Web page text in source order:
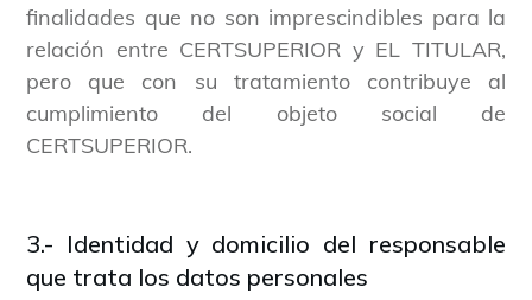
finalidades que no son imprescindibles para la
relación entre CERTSUPERIOR y EL TITULAR,
pero que con su tratamiento contribuye al
cumplimiento del objeto social de
CERTSUPERIOR.
3.- Identidad y domicilio del responsable
que trata los datos personales